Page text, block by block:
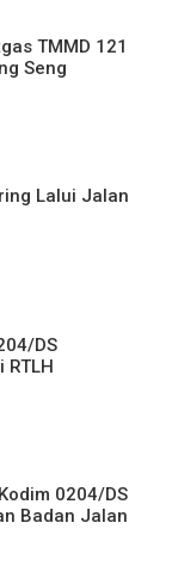
TMMD 121
Seng
Lalui Jalan
DS
RTLH
0204/DS
Badan Jalan